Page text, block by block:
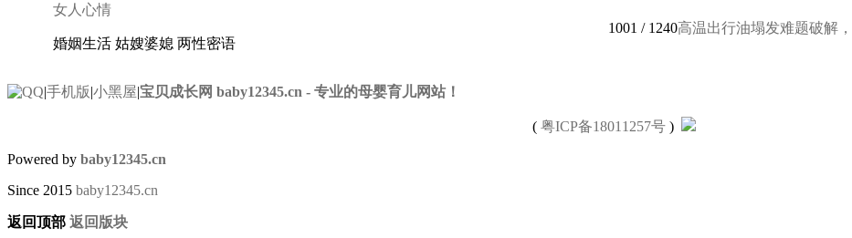
女人心情
婚姻生活 姑嫂婆媳 两性密语
1001 / 1240高温出行油塌发难题破解
|手机版|小黑屋|宝贝成长网 baby12345.cn - 专业的母婴育儿网站！
( 粤ICP备18011257号)
Powered by baby12345.cn
Since 2015 baby12345.cn
返回顶部 返回版块